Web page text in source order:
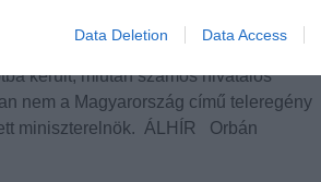
Data Deletion Data Access
került, miután számos hivatalos
nem a Magyarország című teleregény
miniszterelnök. ÁLHÍR Orbán